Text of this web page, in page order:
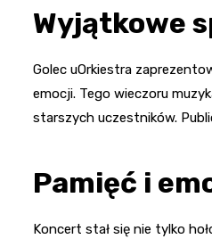
Wyjątkowe
Golec uOrkiestra
emocji. Tego wieczoru
starszych uczestników.
Pamięć i
Koncert stał się nie tylko